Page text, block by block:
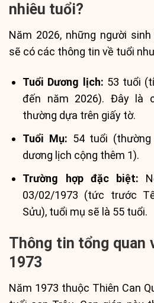
nhiêu tuổi?
Năm 2026, những người
sẽ có các thông tin về tuổi
Tuổi Dương lịch: 53 tuổi
đến năm 2026). Đây là
thường dựa trên giấy tờ.
Tuổi Mụ: 54 tuổi
dương lịch cộng thêm 1).
Trường hợp đặc biệt:
03/02/1973 (tức trước
Sửu), tuổi mụ sẽ là 55 tuổi.
Thông tin tổng quan
1973
Năm 1973 thuộc Thiên Can